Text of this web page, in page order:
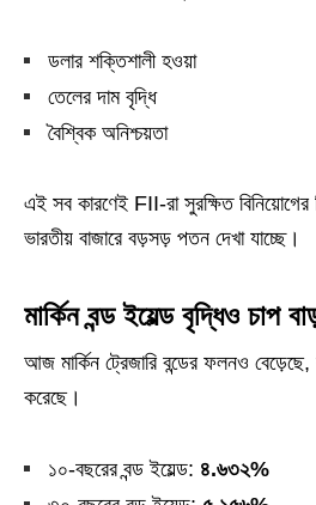
ডলার শক্তিশালী হওয়া
তেলের দাম বৃদ্ধি
বৈশ্বিক অনিশ্চয়তা
এই সব কারণেই FII-রা সুরক্ষিত
ভারতীয় বাজারে বড়সড় পতন দেখা যাচ্ছে।
মার্কিন বন্ড ইয়েল্ড বৃদ্ধিও চাপ
আজ মার্কিন ট্রেজারি বন্ডের ফলনও বেড়েছে,
করেছে।
১০-বছরের বন্ড ইয়েল্ড: ৪.৬৩২%